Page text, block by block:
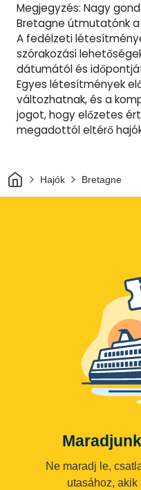
Megjegyzés: Nagy
Bretagne útmutatónk
A fedélzeti
szórakozási
dátumától és
Egyes létesítmények
változhatnak, és a
jogot, hogy előzetes
megadottól eltérő
OtthonHajók Bretagne
Ne maradj le,
utasához, akik